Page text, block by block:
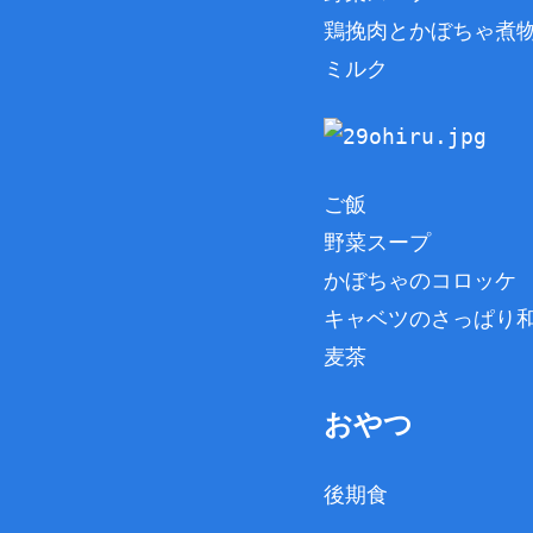
鶏挽肉とかぼちゃ煮
ミルク
ご飯
野菜スープ
かぼちゃのコロッケ
キャベツのさっぱり
麦茶
おやつ
後期食